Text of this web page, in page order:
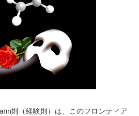
則（経験則）は、このフロンティア